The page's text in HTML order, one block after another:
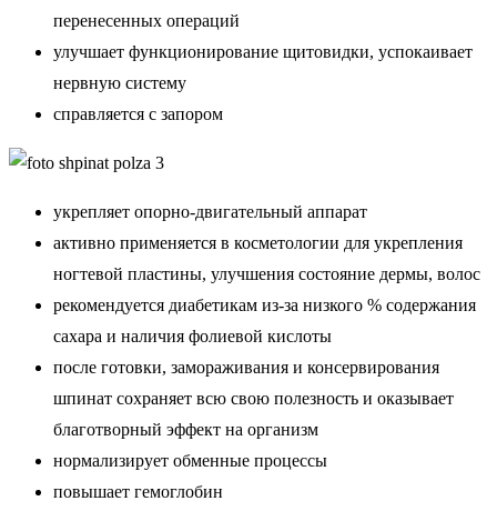
перенесенных операций
улучшает функционирование щитовидки, успокаивает
нервную систему
справляется с запором
укрепляет опорно-двигательный аппарат
активно применяется в косметологии для укрепления
ногтевой пластины, улучшения состояние дермы, волос
рекомендуется диабетикам из-за низкого % содержания
сахара и наличия фолиевой кислоты
после готовки, замораживания и консервирования
шпинат сохраняет всю свою полезность и оказывает
благотворный эффект на организм
нормализирует обменные процессы
повышает гемоглобин